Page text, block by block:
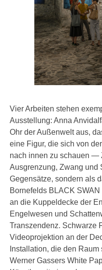
Vier Arbeiten stehen
Ausstellung: Anna
Ohr der Außenwelt aus,
eine Figur, die sich von
nach innen zu schauen —
Ausgrenzung, Zwang und
Gegensätze, sondern als
Bornefelds BLACK
an die Kuppeldecke der
Engelwesen und
Transzendenz. Schwarze
Videoprojektion an der
Installation, die den
Werner Gassers White